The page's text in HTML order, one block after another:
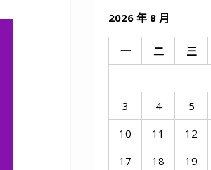
2026 年 8 月
一 二 三
3
4 5
10
11 12
17
18 19